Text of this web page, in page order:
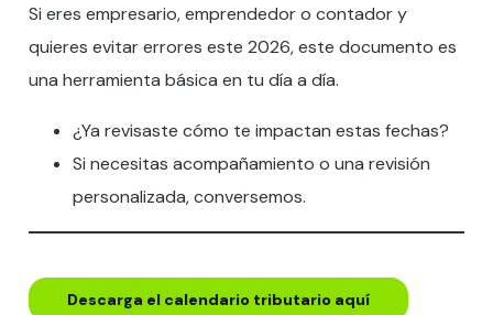
Si eres empresario, emprendedor o contador y
quieres evitar errores este 2026, este documento es
una herramienta básica en tu día a día.
¿Ya revisaste cómo te impactan estas fechas?
Si necesitas acompañamiento o una revisión
personalizada, conversemos.
Descarga el calendario tributario aquí